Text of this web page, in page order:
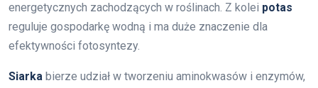
energetycznych zachodzących w roślinach. Z kolei potas
reguluje gospodarkę wodną i ma duże znaczenie dla
efektywności fotosyntezy.
Siarka bierze udział w tworzeniu aminokwasów i enzymów,